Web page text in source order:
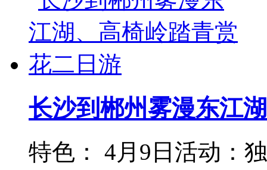
长沙到郴州雾漫东江
特色： 4月9日活动：